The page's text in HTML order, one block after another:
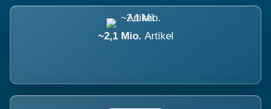
~2,1 Mio. Artikel